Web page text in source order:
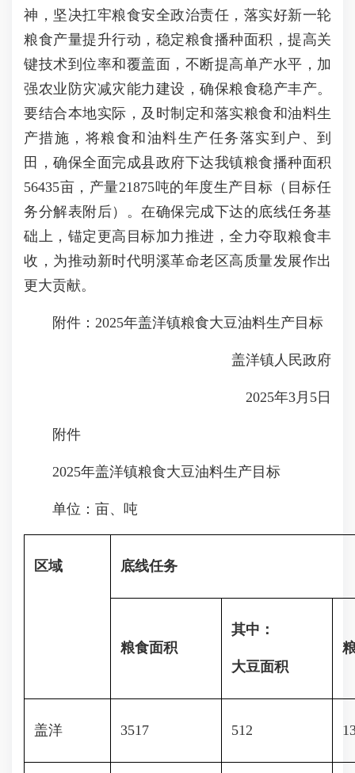
神，坚决扛牢粮食安全政治责任，落实好新一轮
粮食产量提升行动，稳定粮食播种面积，提高关
键技术到位率和覆盖面，不断提高单产水平，加
强农业防灾减灾能力建设，确保粮食稳产丰产。
要结合本地实际，及时制定和落实粮食和油料生
产措施，将粮食和油料生产任务落实到户、到
田，确保全面完成县政府下达我镇粮食播种面积
56435亩，产量21875吨的年度生产目标（目标任
务分解表附后）。在确保完成下达的底线任务基
础上，锚定更高目标加力推进，全力夺取粮食丰
收，为推动新时代明溪革命老区高质量发展作出
更大贡献。
附件：2025年盖洋镇粮食大豆油料生产目标
盖洋镇人民政府
2025年3月5日
附件
2025年盖洋镇粮食大豆油料生产目标
单位：亩、吨
区域 底线任务
粮食面积
其中：
大豆面积
盖洋 3517 512